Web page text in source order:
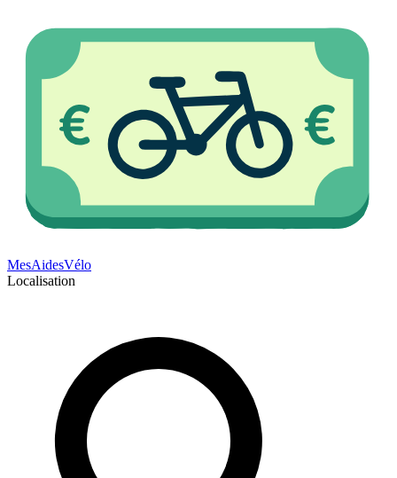
MesAidesVélo
Localisation